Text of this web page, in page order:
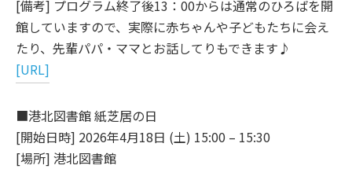
[備考] プログラム終了後13：00からは通常のひろばを開
館していますので、実際に赤ちゃんや子どもたちに会え
たり、先輩パパ・ママとお話してりもできます♪
[URL]
■港北図書館 紙芝居の日
[開始日時] 2026年4月18日 (土) 15:00 – 15:30
[場所] 港北図書館